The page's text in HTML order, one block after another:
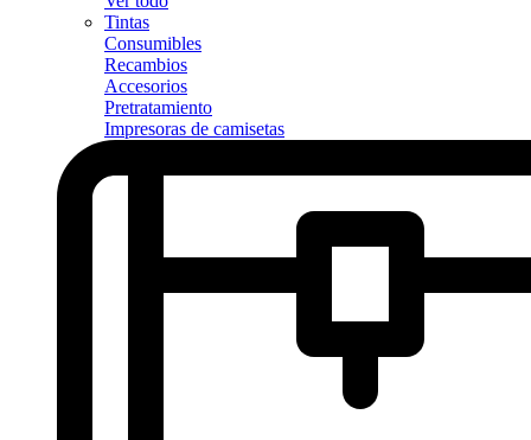
Tintas
Consumibles
Recambios
Accesorios
Pretratamiento
Impresoras de camisetas